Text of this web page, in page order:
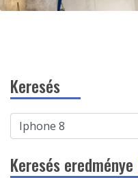
Keresés
Keresés eredménye